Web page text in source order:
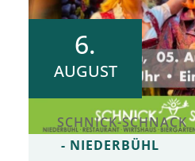
6.
AUGUST
SCHNICK-SCHNACK
NIEDERBÜHL